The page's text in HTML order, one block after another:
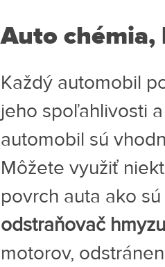
Auto chémia,
Každý automobil
jeho spoľahlivosti
automobil sú
Môžete využiť
povrch auta ako sú
odstraňovač hmyzu
motorov,